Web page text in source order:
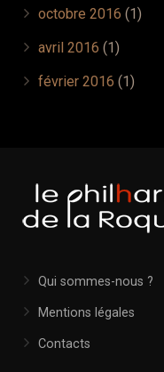
octobre 2016 (1)
avril 2016 (1)
février 2016 (1)
Qui sommes-nous ?
Mentions légales
Contacts